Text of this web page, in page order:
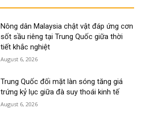
Nông dân Malaysia chật vật đáp ứng cơn
sốt sầu riêng tại Trung Quốc giữa thời
tiết khắc nghiệt
August 6, 2026
Trung Quốc đối mặt làn sóng tăng giá
trứng kỷ lục giữa đà suy thoái kinh tế
August 6, 2026